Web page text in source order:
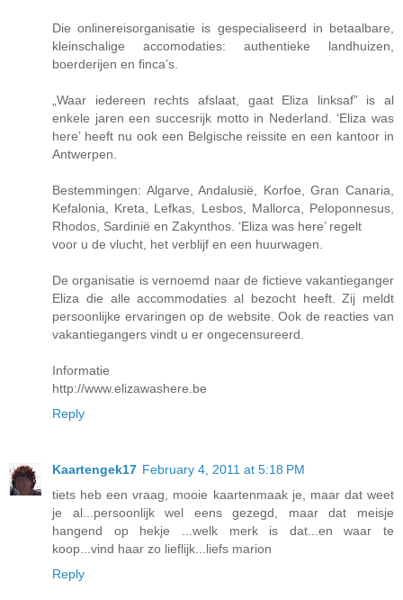
Die onlinereisorganisatie is gespecialiseerd in betaalbare,
kleinschalige accomodaties: authentieke landhuizen,
boerderijen en finca’s.
„Waar iedereen rechts afslaat, gaat Eliza linksaf” is al
enkele jaren een succesrijk motto in Nederland. ‘Eliza was
here’ heeft nu ook een Belgische reissite en een kantoor in
Antwerpen.
Bestemmingen: Algarve, Andalusië, Korfoe, Gran Canaria,
Kefalonia, Kreta, Lefkas, Lesbos, Mallorca, Peloponnesus,
Rhodos, Sardinië en Zakynthos. ‘Eliza was here’ regelt
voor u de vlucht, het verblijf en een huurwagen.
De organisatie is vernoemd naar de fictieve vakantieganger
Eliza die alle accommodaties al bezocht heeft. Zij meldt
persoonlijke ervaringen op de website. Ook de reacties van
vakantiegangers vindt u er ongecensureerd.
Informatie
http://www.elizawashere.be
Reply
Kaartengek17 February 4, 2011 at 5:18 PM
tiets heb een vraag, mooie kaartenmaak je, maar dat weet
je al...persoonlijk wel eens gezegd, maar dat meisje
hangend op hekje ...welk merk is dat...en waar te
koop...vind haar zo lieflijk...liefs marion
Reply